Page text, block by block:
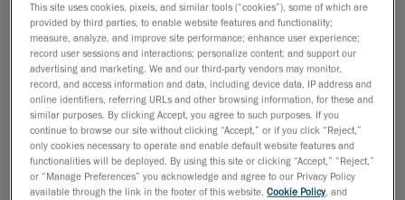
pesquisa e currículos de ensino vanguardistas.
Seleção de
tecnologias de medição 3D de nível metrológico
da linha de produtos Creaform
Software Creaform ACADEMIA, abrangendo
engenharia reversa e inspeção
This site uses cookies, pixels, and similar tools (“cookies”), some of which are
provided by third parties, to enable website features and functionality;
measure, analyze, and improve site performance; enhance user experience;
record user sessions and interactions; personalize content; and support our
advertising and marketing. We and our third-party vendors may monitor,
record, and access information and data, including device data, IP address and
online identifiers, referring URLs and other browsing information, for these and
similar purposes. By clicking Accept, you agree to such purposes. If you
continue to browse our site without clicking “Accept,” or if you click “Reject,”
only cookies necessary to operate and enable default website features and
functionalities will be deployed. By using this site or clicking “Accept,” “Reject,”
or “Manage Preferences” you acknowledge and agree to our Privacy Policy
available through the link in the footer of this website,Cookie Policy, and